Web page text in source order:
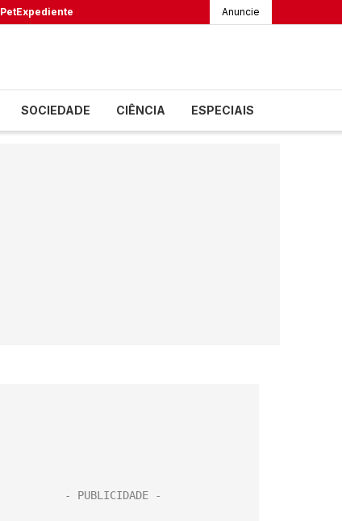
PetExpediente Anuncie
SOCIEDADE CIÊNCIA ESPECIAIS